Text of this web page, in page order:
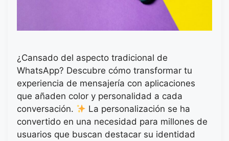
¿Cansado del aspecto tradicional de
WhatsApp? Descubre cómo transformar tu
experiencia de mensajería con aplicaciones
que añaden color y personalidad a cada
conversación.
La personalización se ha
convertido en una necesidad para millones de
usuarios que buscan destacar su identidad